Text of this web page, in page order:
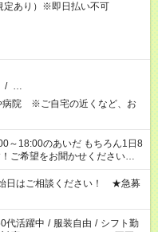
あり）※即日払い不可
/ …
病院 ※ご自宅の近くなど、お
～18:00のあいだ もちろん1日8
ご希望をお聞かせください！
スタイルに合わせて お選びい
勤務
日はご相談ください！ ★急募
代活躍中 / 服装自由 / シフト勤